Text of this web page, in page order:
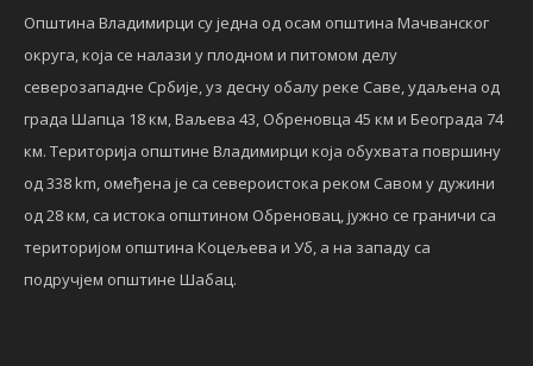
Општина Владимирци су једна од осам општина Мачванског
округа, која се налази у плодном и питомом делу
северозападне Србије, уз десну обалу реке Саве, удаљена од
града Шапца 18 км, Ваљева 43, Обреновца 45 км и Београда 74
км. Територија општине Владимирци која обухвата површину
од 338 km, омеђена је са североистока реком Савом у дужини
од 28 км, са истока општином Обреновац, јужно се граничи са
територијом општина Коцељева и Уб, а на западу са
подручјем општине Шабац.